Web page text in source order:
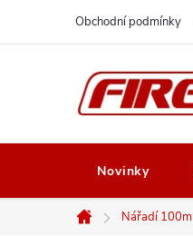
Obchodní podmínky
Novinky
Domů
Nářadí 100m